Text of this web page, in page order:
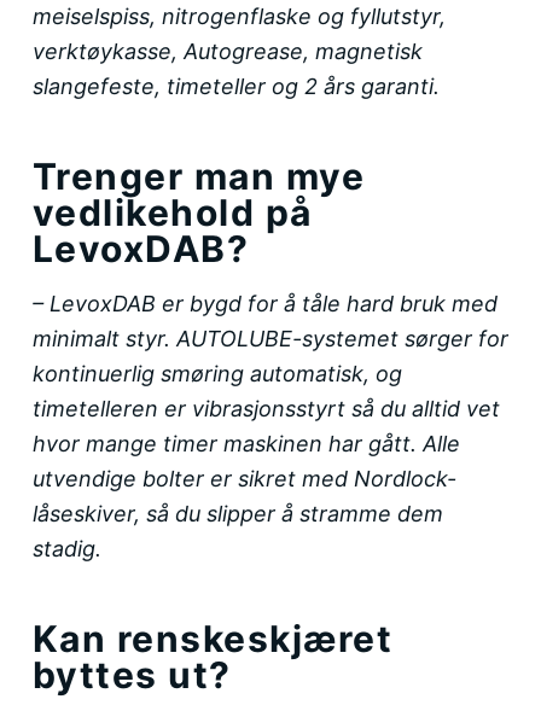
meiselspiss, nitrogenflaske og fyllutstyr,
verktøykasse, Autogrease, magnetisk
slangefeste, timeteller og 2 års garanti.
Trenger man mye
vedlikehold på
LevoxDAB?
– LevoxDAB er bygd for å tåle hard bruk med
minimalt styr. AUTOLUBE-systemet sørger for
kontinuerlig smøring automatisk, og
timetelleren er vibrasjonsstyrt så du alltid vet
hvor mange timer maskinen har gått. Alle
utvendige bolter er sikret med Nordlock-
låseskiver, så du slipper å stramme dem
stadig.
Kan renskeskjæret
byttes ut?